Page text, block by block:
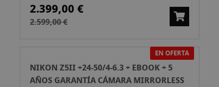
2.399,00 €
2.599,00 €
EN OFERTA
NIKON Z5II +24-50/4-6.3 + EBOOK + 5
AÑOS GARANTÍA CÁMARA MIRRORLESS